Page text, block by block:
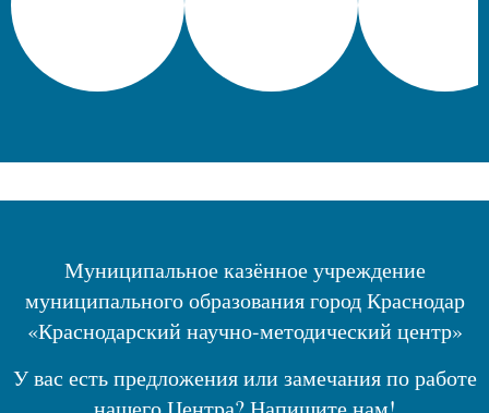
Муниципальное казённое учреждение
муниципального образования город Краснодар
«Краснодарский научно-методический центр»
У вас есть предложения или замечания по работе